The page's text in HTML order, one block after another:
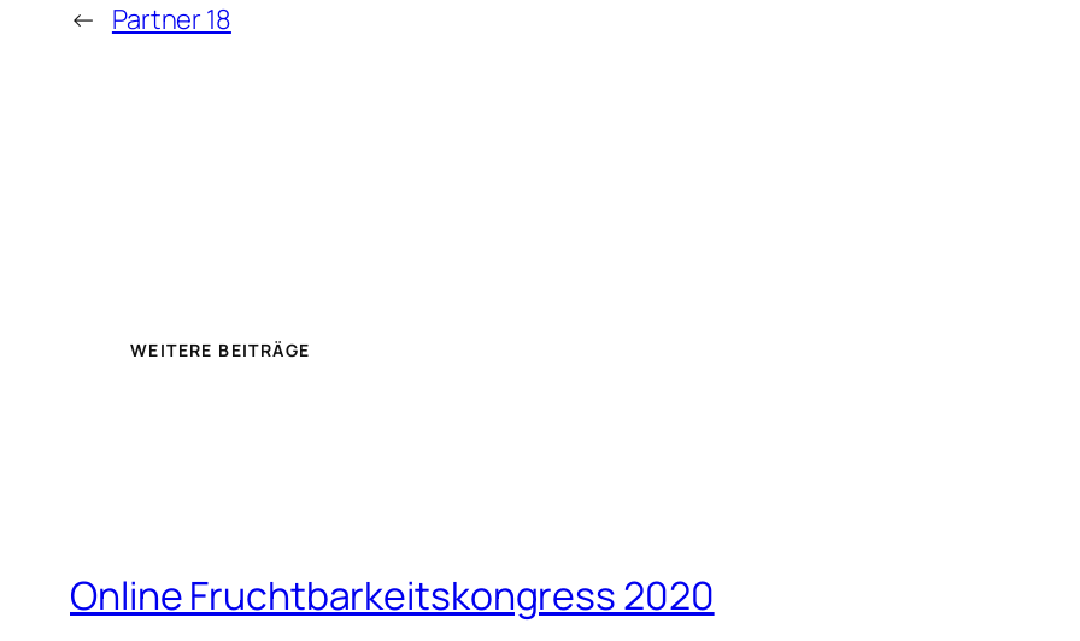
← Partner 18
WEITERE BEITRÄGE
Online Fruchtbarkeitskongress 2020